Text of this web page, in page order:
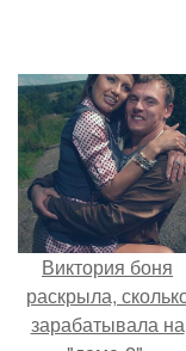
Виктория боня
раскрыла,
зарабатывала на